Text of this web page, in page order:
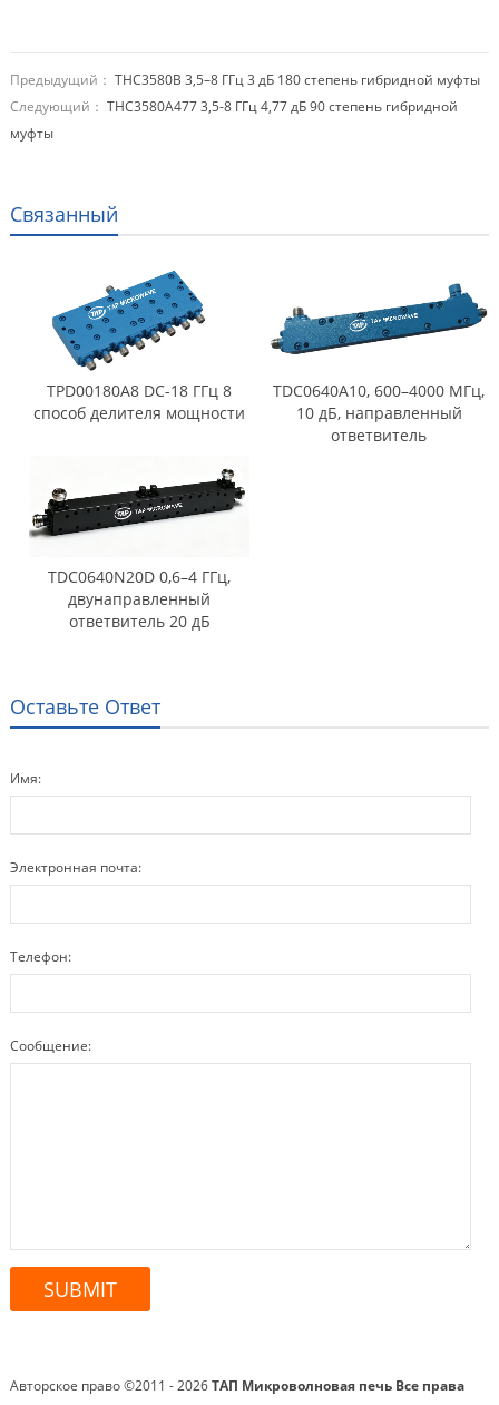
Предыдущий： THC3580B 3,5–8 ГГц 3 дБ 180 степень гибридной муфты
Следующий： THC3580A477 3,5-8 ГГц 4,77 дБ 90 степень гибридной
муфты
Связанный
TPD00180A8 DC-18 ГГц 8
способ делителя мощности
TDC0640A10, 600–4000 МГц,
10 дБ, направленный
ответвитель
TDC0640N20D 0,6–4 ГГц,
двунаправленный
ответвитель 20 дБ
Оставьте Ответ
Имя:
Электронная почта:
Телефон:
Сообщение:
Авторское право ©2011 - 2026ТАП Микроволновая печьВсе права